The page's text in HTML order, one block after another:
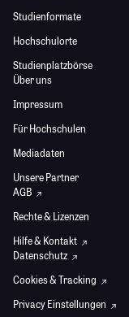
Studienformate
Hochschulorte
Studienplatzbörse
Über uns
Impressum
Für Hochschulen
Mediadaten
Unsere Partner
AGB
Rechte & Lizenzen
Hilfe & Kontakt
Datenschutz
Cookies & Tracking
Privacy Einstellungen